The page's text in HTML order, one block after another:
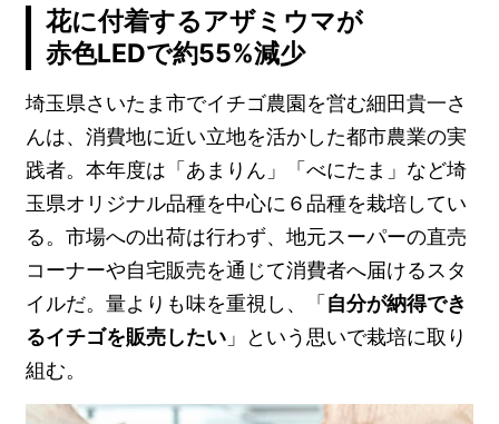
花に付着するアザミウマが
赤色LEDで約55%減少
埼玉県さいたま市でイチゴ農園を営む細田貴一さ
んは、消費地に近い立地を活かした都市農業の実
践者。本年度は「あまりん」「べにたま」など埼
玉県オリジナル品種を中心に６品種を栽培してい
る。市場への出荷は行わず、地元スーパーの直売
コーナーや自宅販売を通じて消費者へ届けるスタ
イルだ。量よりも味を重視し、「 自分が納得でき
るイチゴを販売したい 」という思いで栽培に取り
組む。